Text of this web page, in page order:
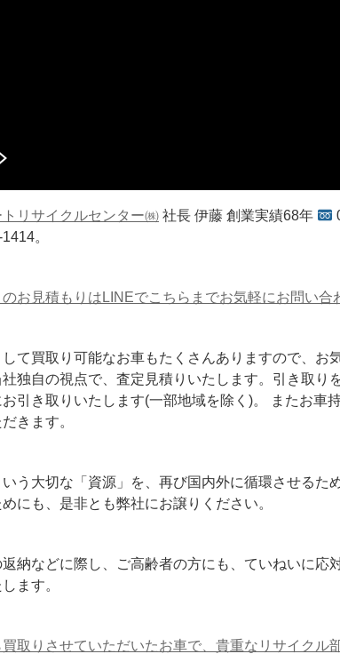
リサイクルセンター㈱ 社長 伊藤 創業実績68年
。
お見積もりはLINEでこちらまでお気軽にお問い合
て買取り可能なお車もたくさんありますので、お
社独自の視点で、査定見積りいたします。引き取り
お引き取りいたします(一部地域を除く)。 またお車
きます。
いう大切な「資源」を、再び国内外に循環させるた
にも、是非とも弊社にお譲りください。
納などに際し、ご高齢者の方にも、ていねいに応
ます。
取りさせていただいたお車で、貴重なリサイクル